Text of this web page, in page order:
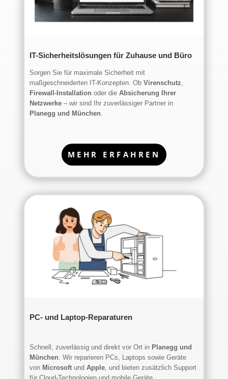
IT-Sicherheitslösungen für Zuhause und Büro
Sorgen Sie für maximale Sicherheit mit
maßgeschneiderten IT-Konzepten. Ob Virenschutz
Firewall-Installation oder die Absicherung Ihrer
Netzwerke– wir sind Ihr zuverlässiger Partner in
Planegg und München
MEHR ERFAHREN
PC- und Laptop-Reparaturen
Schnell, zuverlässig und direkt vor Ort inPlanegg und
München . Wir reparieren PCs, Laptops sowie Geräte
von Microsoftund Apple, und bieten zusätzlich Support